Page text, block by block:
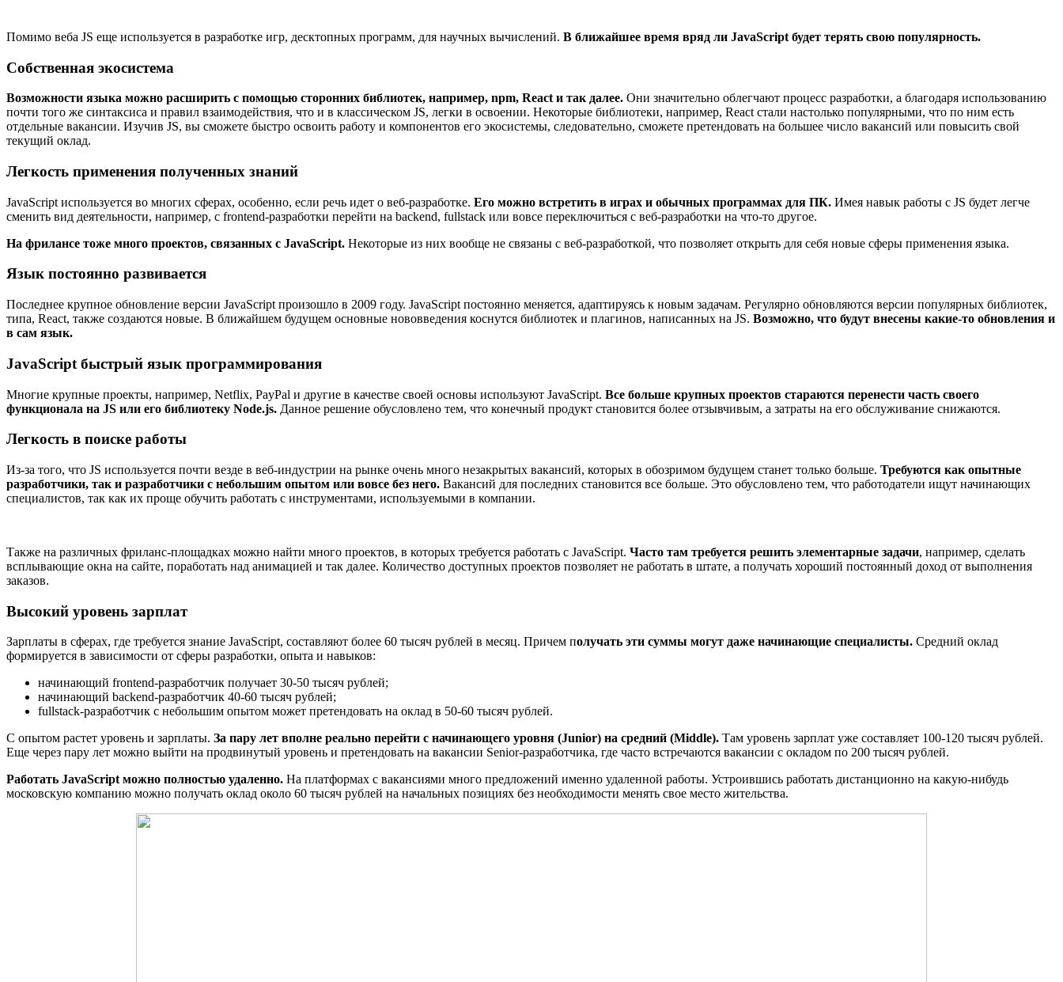
Помимо веба JS еще используется в разработке игр, десктопных программ, для научных вычислений. В ближайшее время вряд ли JavaScript будет терять свою популярность.
Собственная экосистема
Возможности языка можно расширить с помощью сторонних библиотек, например, npm, React и так далее. Они значительно облегчают процесс разработки, а благодаря использованию
почти того же синтаксиса и правил взаимодействия, что и в классическом JS, легки в освоении. Некоторые библиотеки, например, React стали настолько популярными, что по ним есть
отдельные вакансии. Изучив JS, вы сможете быстро освоить работу и компонентов его экосистемы, следовательно, сможете претендовать на большее число вакансий или повысить свой
текущий оклад.
Легкость применения полученных знаний
JavaScript используется во многих сферах, особенно, если речь идет о веб-разработке. Его можно встретить в играх и обычных программах для ПК. Имея навык работы с JS будет легче
сменить вид деятельности, например, с frontend-разработки перейти на backend, fullstack или вовсе переключиться с веб-разработки на что-то другое.
На фрилансе тоже много проектов, связанных с JavaScript. Некоторые из них вообще не связаны с веб-разработкой, что позволяет открыть для себя новые сферы применения языка.
Язык постоянно развивается
Последнее крупное обновление версии JavaScript произошло в 2009 году. JavaScript постоянно меняется, адаптируясь к новым задачам. Регулярно обновляются версии популярных библиотек,
типа, React, также создаются новые. В ближайшем будущем основные нововведения коснутся библиотек и плагинов, написанных на JS. Возможно, что будут внесены какие-то обновления и
в сам язык.
JavaScript быстрый язык программирования
Многие крупные проекты, например, Netflix, PayPal и другие в качестве своей основы используют JavaScript. Все больше крупных проектов стараются перенести часть своего
функционала на JS или его библиотеку Node.js. Данное решение обусловлено тем, что конечный продукт становится более отзывчивым, а затраты на его обслуживание снижаются.
Легкость в поиске работы
Из-за того, что JS используется почти везде в веб-индустрии на рынке очень много незакрытых вакансий, которых в обозримом будущем станет только больше. Требуются как опытные
разработчики, так и разработчики с небольшим опытом или вовсе без него. Вакансий для последних становится все больше. Это обусловлено тем, что работодатели ищут начинающих
специалистов, так как их проще обучить работать с инструментами, используемыми в компании.
Также на различных фриланс-площадках можно найти много проектов, в которых требуется работать с JavaScript. Часто там требуется решить элементарные задачи, например, сделать
всплывающие окна на сайте, поработать над анимацией и так далее. Количество доступных проектов позволяет не работать в штате, а получать хороший постоянный доход от выполнения
заказов.
Высокий уровень зарплат
Зарплаты в сферах, где требуется знание JavaScript, составляют более 60 тысяч рублей в месяц. Причем получать эти суммы могут даже начинающие специалисты. Средний оклад
формируется в зависимости от сферы разработки, опыта и навыков:
начинающий frontend-разработчик получает 30-50 тысяч рублей;
начинающий backend-разработчик 40-60 тысяч рублей;
fullstack-разработчик с небольшим опытом может претендовать на оклад в 50-60 тысяч рублей.
С опытом растет уровень и зарплаты. За пару лет вполне реально перейти с начинающего уровня (Junior) на средний (Middle). Там уровень зарплат уже составляет 100-120 тысяч рублей.
Еще через пару лет можно выйти на продвинутый уровень и претендовать на вакансии Senior-разработчика, где часто встречаются вакансии с окладом по 200 тысяч рублей.
Работать JavaScript можно полностью удаленно. На платформах с вакансиями много предложений именно удаленной работы. Устроившись работать дистанционно на какую-нибудь
московскую компанию можно получать оклад около 60 тысяч рублей на начальных позициях без необходимости менять свое место жительства.